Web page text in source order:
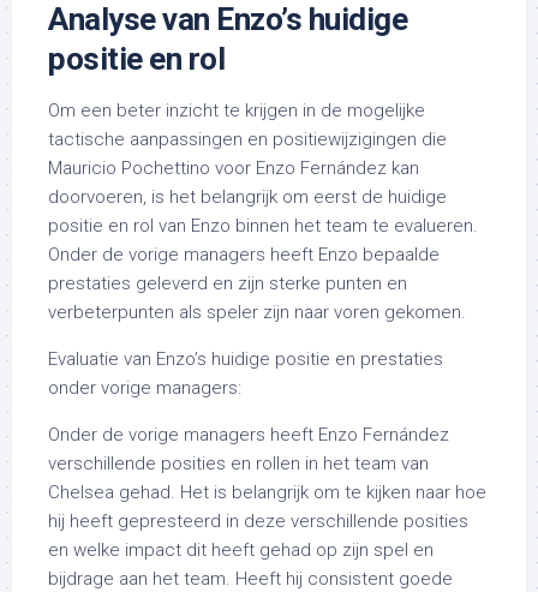
Analyse van Enzo’s huidige
positie en rol
Om een beter inzicht te krijgen in de mogelijke
tactische aanpassingen en positiewijzigingen die
Mauricio Pochettino voor Enzo Fernández kan
doorvoeren, is het belangrijk om eerst de huidige
positie en rol van Enzo binnen het team te evalueren.
Onder de vorige managers heeft Enzo bepaalde
prestaties geleverd en zijn sterke punten en
verbeterpunten als speler zijn naar voren gekomen.
Evaluatie van Enzo’s huidige positie en prestaties
onder vorige managers:
Onder de vorige managers heeft Enzo Fernández
verschillende posities en rollen in het team van
Chelsea gehad. Het is belangrijk om te kijken naar hoe
hij heeft gepresteerd in deze verschillende posities
en welke impact dit heeft gehad op zijn spel en
bijdrage aan het team. Heeft hij consistent goede